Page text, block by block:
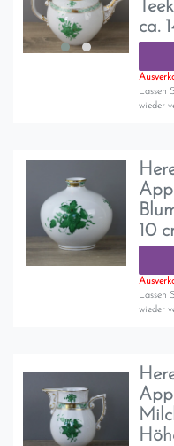
ca.
Lassen
wieder
10
Lassen
wieder